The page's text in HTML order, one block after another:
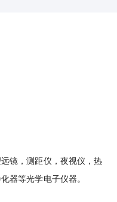
镜，测距仪，夜视仪，热
器等光学电子仪器。